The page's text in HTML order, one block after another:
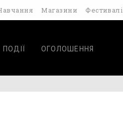
Магазини Фестивалі
ПОДІЇ ОГОЛОШЕННЯ